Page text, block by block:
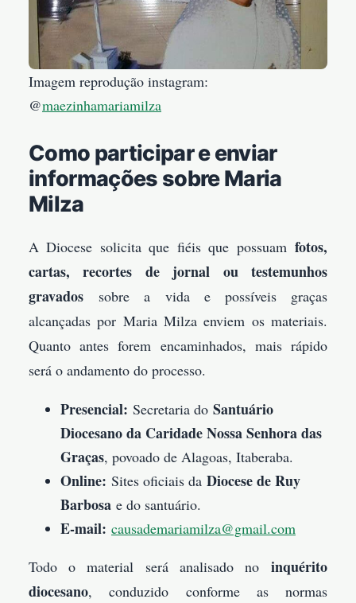
Imagem reprodução instagram:
@maezinhamariamilza
Como participar e enviar
informações sobre Maria
Milza
A Diocese solicita que fiéis que possuam fotos,
cartas, recortes de jornal ou testemunhos
gravados sobre a vida e possíveis graças
alcançadas por Maria Milza enviem os materiais.
Quanto antes forem encaminhados, mais rápido
será o andamento do processo.
Presencial: Secretaria do Santuário
Diocesano da Caridade Nossa Senhora das
Graças, povoado de Alagoas, Itaberaba.
Online: Sites oficiais da Diocese de Ruy
Barbosa e do santuário.
E-mail: causademariamilza@gmail.com
Todo o material será analisado no inquérito
diocesano, conduzido conforme as normas